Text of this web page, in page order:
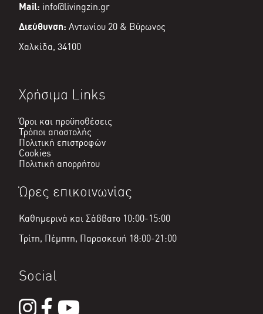
Mail: info@livingzin.gr
Διεύθυνση: Αντωνίου 20 & Βύρωνος
Χαλκίδα, 34100
Χρήσιμα Links
Όροι και προϋποθέσεις
Τρόποι αποστολής
Πολιτική επιστροφών
Cookies
Πολιτική απορρήτου
Ώρες επικοινωνίας
Καθημερινά και Σάββατο 10:00-15:00
Τρίτη, Πέμπτη, Παρασκευή 18:00-21:00
Social